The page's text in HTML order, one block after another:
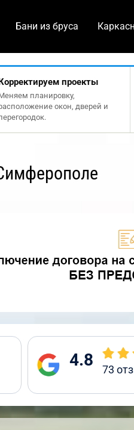
Бани из бруса
проекты
планировку,
окон, дверей и
4.8 73